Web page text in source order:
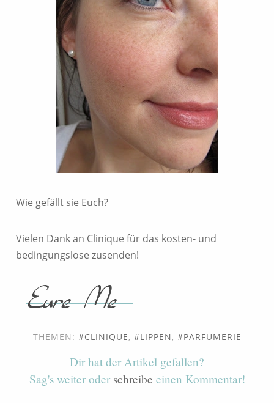
Wie gefällt sie Euch?
Vielen Dank an Clinique für das kosten- und
bedingungslose zusenden!
THEMEN: CLINIQUE, LIPPEN, PARFÜMERIE
Dir hat der Artikel gefallen?
Sag's weiter oder schreibe einen Kommentar!